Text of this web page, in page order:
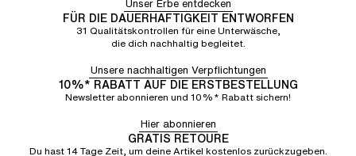
Unser Erbe entdecken
FÜR DIE DAUERHAFTIGKEIT ENTWORFEN
31 Qualitätskontrollen für eine Unterwäsche,
die dich nachhaltig begleitet.
Unsere nachhaltigen Verpflichtungen
10%* RABATT AUF DIE ERSTBESTELLUNG
Newsletter abonnieren und 10%* Rabatt sichern!
Hier abonnieren
GRATIS RETOURE
Du hast 14 Tage Zeit, um deine Artikel kostenlos zurückzugeben.